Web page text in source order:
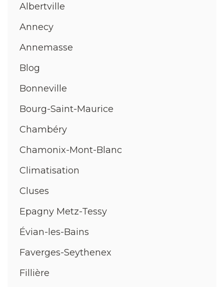
Albertville
Annecy
Annemasse
Blog
Bonneville
Bourg-Saint-Maurice
Chambéry
Chamonix-Mont-Blanc
Climatisation
Cluses
Epagny Metz-Tessy
Évian-les-Bains
Faverges-Seythenex
Fillière